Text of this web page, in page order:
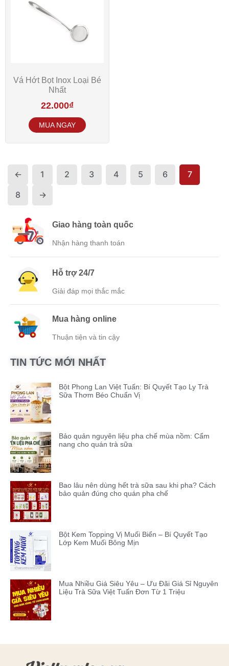
Giao hàng toàn quốc
Nhận hàng thanh toán
Hỗ trợ 24/7
Giải đáp mọi thắc mắc
Mua hàng online
Thuận tiện và tin cậy
TIN TỨC MỚI NHẤT
Bột Phong Lan Việt Tuấn: Bí Quyết Tạo Ly Trà
Sữa Thơm Béo Chuẩn Vị
Bảo quản nguyên liệu pha chế mùa nồm: Cẩm
nang cho quán trà sữa
Bao lâu nên dùng hết trà sữa sau khi pha? Cách
bảo quản đúng cho quán pha chế
Bột Kem Topping Vị Muối Biển – Bí Quyết Tạo
Lớp Kem Muối Bông Mịn
Mua Nhiều Giá Siêu Yêu – Ưu Đãi Giá Sỉ Nguyên
Liệu Trà Sữa Việt Tuấn Đơn Từ 1 Triệu
Vá Hớt Bọt Inox Loại Bé
Nhất
22.000₫
← 1 2 3 4 5 6
7
8
→